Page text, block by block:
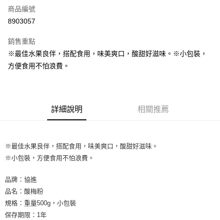
超商取貨付款
Apple Pay
街口支付
【關於「AFTEE先享後付」】
AFTEE先享後付是「在收到商品之後才付款」的支付方式。 讓您購物簡單
２．便利：只要手機號碼，簡訊認證，即可結帳。
３．安心：先確認商品／服務後，再付款。
【「AFTEE先享後付」結帳流程】
１．於結帳方式選擇「AFTEE先享後付」後，將跳轉至「AFTEE先享後付」
ATM付款
運送方式
全家取貨付款-重量限制含紙箱10kg，請控制商品重量在9~9.5
kg
商品編號
8903057
銷售重點
※最佳水果良伴，搭配食用，味美爽口，酸甜好滋味。※小包裝，
方便食用不怕浪費。
詳細說明 相關推薦
※最佳水果良伴，搭配食用，味美爽口，酸甜好滋味。
※小包裝，方便食用不怕浪費。
品牌：協進
品名：酸梅粉
規格：重量500g，小包裝
保存期限：1年